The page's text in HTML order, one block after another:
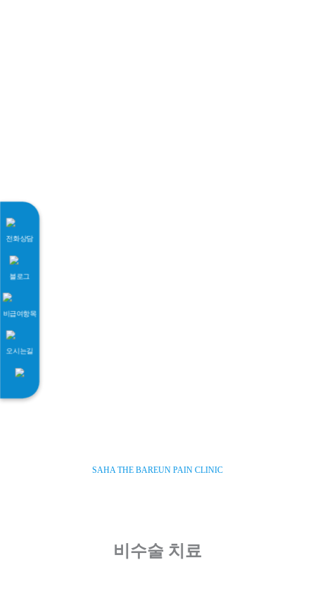
SAHA THE BAREUN PAIN CLINIC
비수술 치료
전화상담
블로그
비급여항목
오시는길